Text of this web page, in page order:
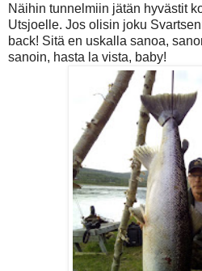
Näihin tunnelmiin jätän hyvästit
Utsjoelle. Jos olisin joku
back! Sitä en uskalla sanoa,
sanoin, hasta la vista, baby!